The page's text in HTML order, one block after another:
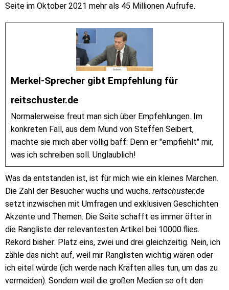
Seite im Oktober 2021 mehr als 45 Millionen Aufrufe.
Merkel-Sprecher gibt Empfehlung für
reitschuster.de
Normalerweise freut man sich über Empfehlungen. Im
konkreten Fall, aus dem Mund von Steffen Seibert,
machte sie mich aber völlig baff: Denn er "empfiehlt" mir,
was ich schreiben soll. Unglaublich!
Was da entstanden ist, ist für mich wie ein kleines Märchen.
Die Zahl der Besucher wuchs und wuchs. reitschuster.de
setzt inzwischen mit Umfragen und exklusiven Geschichten
Akzente und Themen. Die Seite schafft es immer öfter in
die Rangliste der relevantesten Artikel bei 10000.flies.
Rekord bisher: Platz eins, zwei und drei gleichzeitig. Nein, ich
zähle das nicht auf, weil mir Ranglisten wichtig wären oder
ich eitel würde (ich werde nach Kräften alles tun, um das zu
vermeiden). Sondern weil die großen Medien so oft den